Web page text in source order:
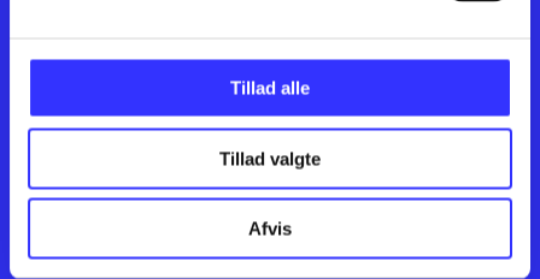
Tillad alle
Tillad valgte
Afvis Feedback
Kontakt os
English
Artikler
Film
Musik
Noder